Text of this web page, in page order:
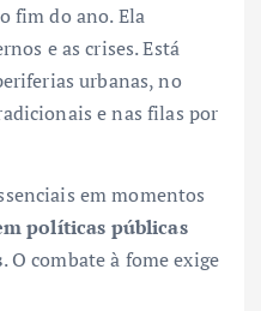
fim do ano. Ela
e as crises. Está
urbanas, no
e nas filas por
em momentos
políticas públicas
. O combate à fome exige